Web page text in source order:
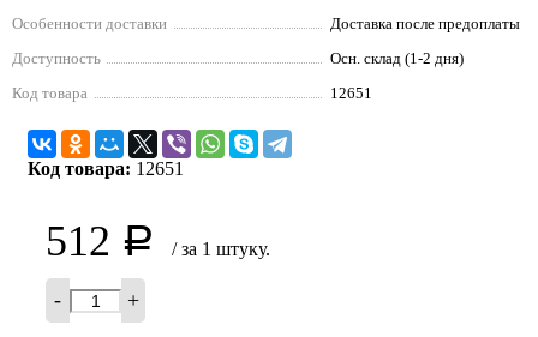
Особенности доставки
Доставка после предоплаты
Доступность
Осн. склад (1-2 дня)
Код товара
12651
Код товара: 12651
512 Р / за 1 штуку.
- +